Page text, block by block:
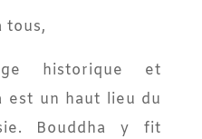
tous,
historique et
est un haut lieu du
Bouddha y fit